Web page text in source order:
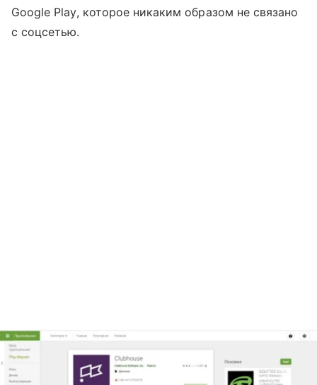
Google Play, которое никаким образом не связано
с соцсетью.